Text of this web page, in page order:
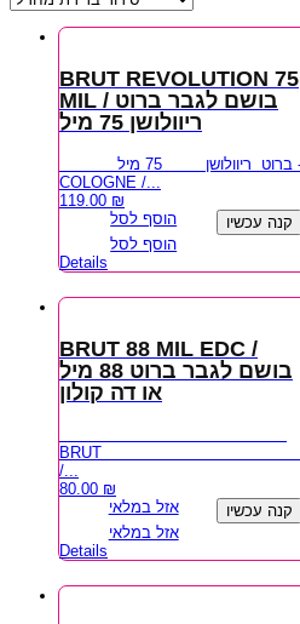
BRUT REVOLUTION 75
MIL / בושם לגבר ברוט
ריוולושן 75 מיל
COLOGNE /...
119.00 ₪
הוסף לסל
קנה עכשיו
הוסף לסל
Details
BRUT 88 MIL EDC /
בושם לגבר ברוט 88 מיל
או דה קולון
BRUT
/...
80.00 ₪
אזל במלאי
קנה עכשיו
אזל במלאי
Details